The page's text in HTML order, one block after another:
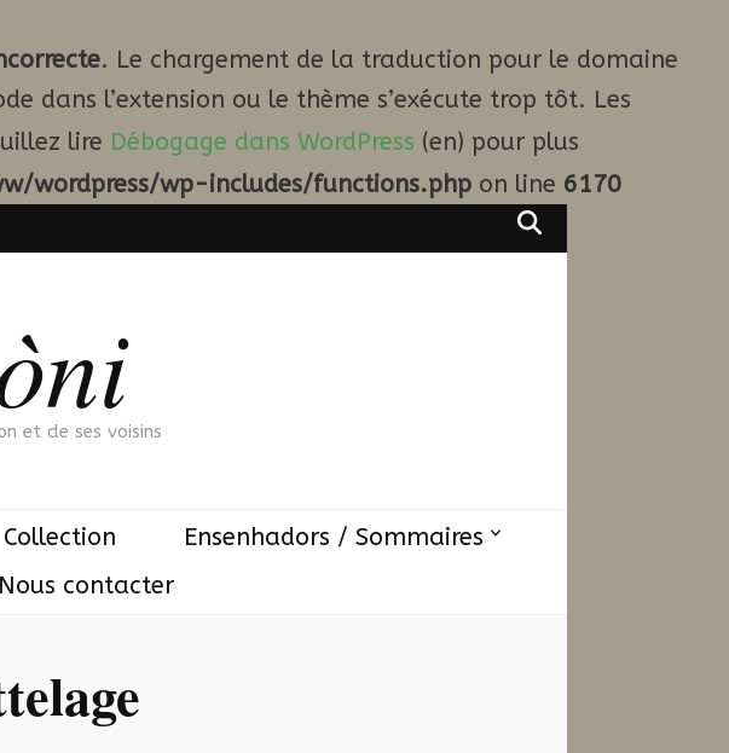
. Le chargement de la traduction pour le domaine
dans l’extension ou le thème s’exécute trop tôt. Les
lire Débogage dans WordPress (en) pour plus
wordpress/wp-includes/functions.php on line 6170
et de ses voisins
Collection
Ensenhadors / Sommaires
Nous contacter